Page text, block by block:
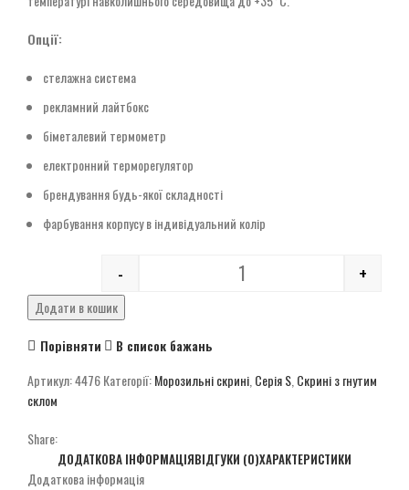
Опції:
стелажна система
рекламний лайтбокс
біметалевий термометр
електронний терморегулятор
брендування будь-якої складності
фарбування корпусу в індивідуальний колір
Quantity
- +
Додати в кошик
Порівняти
В список бажань
Артикул:4476Категорії:Морозильні скрині,Серія S,Скрині з гнутим
склом
Share:
ДОДАТКОВА ІНФОРМАЦІЯВІДГУКИ (0)ХАРАКТЕРИСТИКИ
Додаткова інформація